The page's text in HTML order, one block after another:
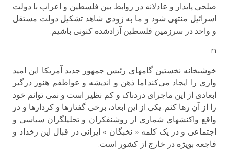
صلحی پایدار و عادلانه در روابط بین فلسطین و اعراب با دولت
اسرائیل منتهی شود و ما به زودی شاهد تشکیل دولت مستقل
و واحد در سرزمین فلسطین آزادشده کنونی باشیم.
n
خوشبخانه نخستین گامهای رئیس جمهور جدید آمریکا این امید
واری را ایجاد می‌کند.اما ذهن و اندیشه و عواطفم هنوز درگیر
ابعادی از این ماجرای دردناک و کم نظیر است و نمی توانم خود
را از آن رها کنم. یکی از این ابعاد، برخی گفتارها و کردارها و در
واقع واکنشهای شماری از روشنفکران و تحلیلگران سیاسی و
اجتماعی و در یک کلمه « نخبگان » ایرانی در قبال این رخداد و
فاجعه بویژه در خارج از کشور است.